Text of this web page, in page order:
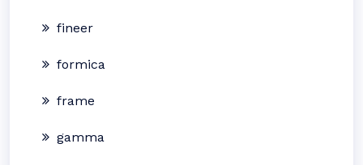
fineer
formica
frame
gamma